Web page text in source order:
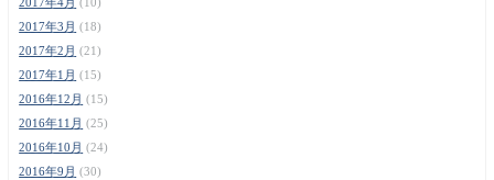
2017年3月 (18)
2017年2月 (21)
2017年1月 (15)
2016年12月 (15)
2016年11月 (25)
2016年10月 (24)
2016年9月 (30)